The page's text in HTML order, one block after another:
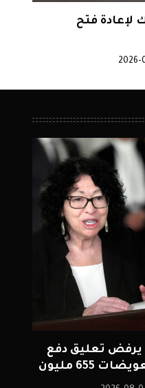
لإعادة فتح
يرفض تعليق دفع
الفلسطينيين تعويضات 655 مليون